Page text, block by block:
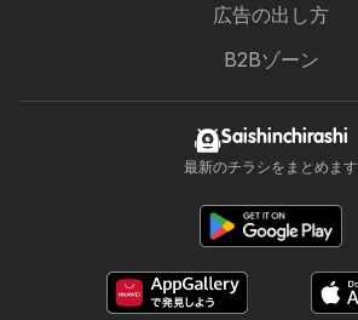
広告の出し方
B2Bゾーン
Saishinchirashi
最新のチラシをまとめます